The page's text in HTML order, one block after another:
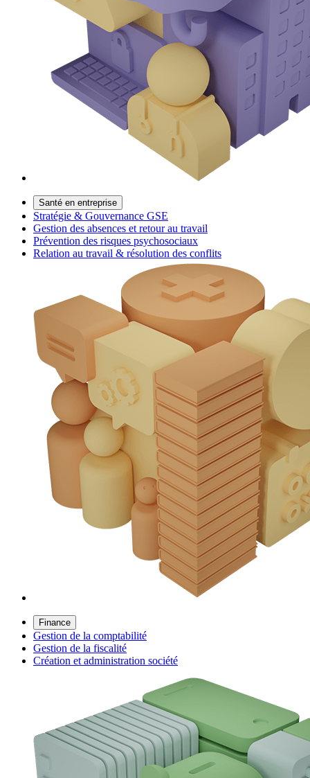
Santé en entreprise
Stratégie & Gouvernance GSE
Gestion des absences et retour au travail
Prévention des risques psychosociaux
Relation au travail & résolution des conflits
Finance
Gestion de la comptabilité
Gestion de la fiscalité
Création et administration société